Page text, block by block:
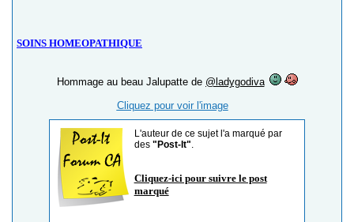
SOINS HOMEOPATHIQUE
Hommage au beau Jalupatte de @ladygodiva
Cliquez pour voir l'image
L'auteur de ce sujet l'a marqué par
des "Post-It".
Cliquez-ici pour suivre le post
marqué